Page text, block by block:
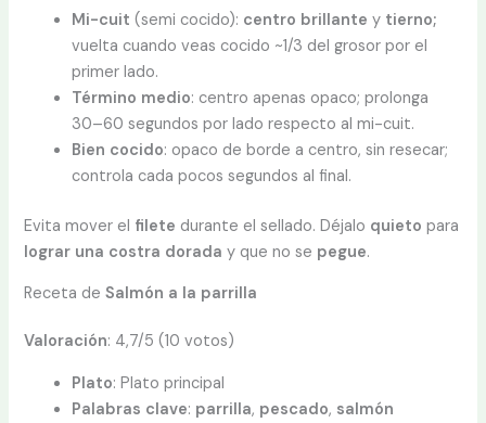
Mi-cuit (semi cocido): centro brillante y tierno;
vuelta cuando veas cocido ~1/3 del grosor por el
primer lado.
Término medio: centro apenas opaco; prolonga
30–60 segundos por lado respecto al mi-cuit.
Bien cocido: opaco de borde a centro, sin resecar;
controla cada pocos segundos al final.
Evita mover el filete durante el sellado. Déjalo quieto para
lograr una costra dorada y que no se pegue.
Receta deSalmón a la parrilla
Valoración: 4,7/5 (10 votos)
Plato: Plato principal
Palabras clave: parrilla, pescado, salmón